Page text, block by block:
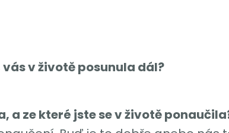
v životě posunula dál?
a ze které jste se v životě